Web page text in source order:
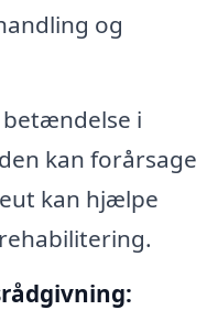
og
betændelse i
kan forårsage
kan hjælpe